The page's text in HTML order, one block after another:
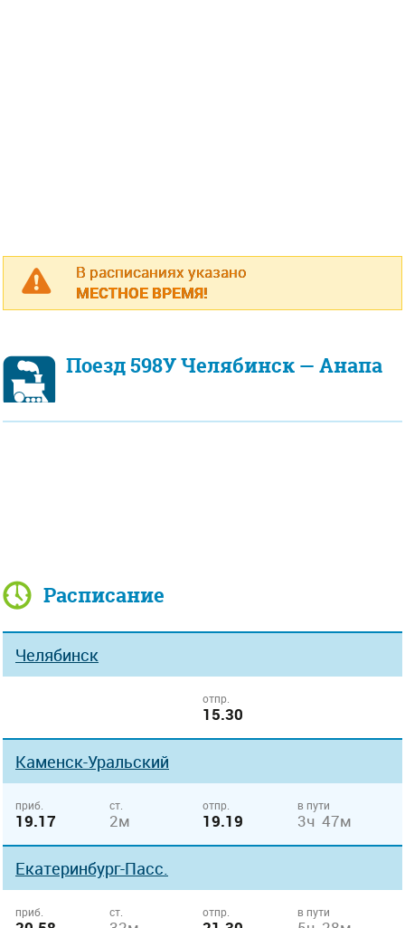
В расписаниях указано
МЕСТНОЕ ВРЕМЯ!
Поезд 598У Челябинск — Анапа
Расписание
Челябинск
отпр.
15.30
Каменск-Уральский
приб.
19.17
ст.
2м
отпр.
19.19
в пути
3ч 47м
Екатеринбург-Пасс.
приб. ст. отпр. в пути